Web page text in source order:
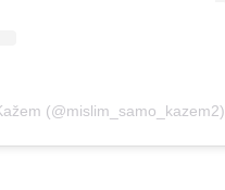
(@mislim_samo_kazem2)